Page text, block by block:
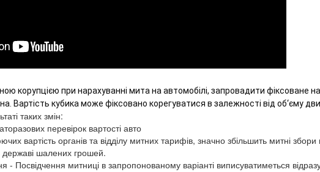
корупцією при нарахуванні мита на автомобілі, запровадити фіксоване
Вартість кубика може фіксовано корегуватися в залежності від об‘єму
таких змін:
перевірок вартості авто
вартість органів та відділу митних тарифів, значно збільшить митні
шалених грошей.
Посвідчення митниці в запропонованому варіанті виписуватиметься